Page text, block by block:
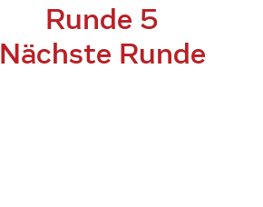
Runde 5
Nächste Runde